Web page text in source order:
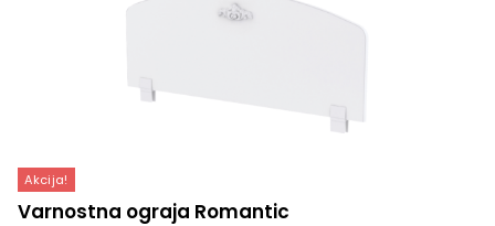
Akcija!
Varnostna ograja Romantic